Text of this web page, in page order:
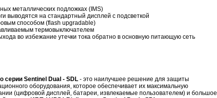
металлических подложках (IMS)
выводятся на стандартный дисплей с подсветкой
способом (flash upgradable)
термовыключателем
во избежание утечки тока обратно в основную питающую сеть
серии Sentinel Dual - SDL - это наилучшее решение для защиты
оборудования, которое обеспечивает их максимальную
(цифровой дисплей, батареи, извлекаемые пользователем) и большое